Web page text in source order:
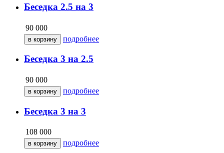
Беседка 2.5 на 3
90 000
подробнее
Беседка 3 на 2.5
90 000
подробнее
Беседка 3 на 3
108 000
подробнее